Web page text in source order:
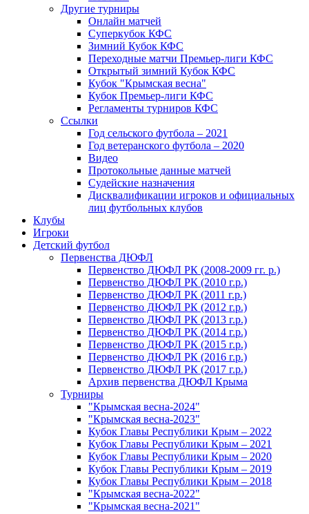
Другие турниры
Онлайн матчей
Суперкубок КФС
Зимний Кубок КФС
Переходные матчи Премьер-лиги КФС
Открытый зимний Кубок КФС
Кубок "Крымская весна"
Кубок Премьер-лиги КФС
Регламенты турниров КФС
Ссылки
Год сельского футбола – 2021
Год ветеранского футбола – 2020
Видео
Протокольные данные матчей
Судейские назначения
Дисквалификации игроков и официальных
лиц футбольных клубов
Клубы
Игроки
Детский футбол
Первенства ДЮФЛ
Первенство ДЮФЛ РК (2008-2009 гг. р.)
Первенство ДЮФЛ РК (2010 г.р.)
Первенство ДЮФЛ РК (2011 г.р.)
Первенство ДЮФЛ РК (2012 г.р.)
Первенство ДЮФЛ РК (2013 г.р.)
Первенство ДЮФЛ РК (2014 г.р.)
Первенство ДЮФЛ РК (2015 г.р.)
Первенство ДЮФЛ РК (2016 г.р.)
Первенство ДЮФЛ РК (2017 г.р.)
Архив первенства ДЮФЛ Крыма
Турниры
"Крымская весна-2024"
"Крымская весна-2023"
Кубок Главы Республики Крым – 2022
Кубок Главы Республики Крым – 2021
Кубок Главы Республики Крым – 2020
Кубок Главы Республики Крым – 2019
Кубок Главы Республики Крым – 2018
"Крымская весна-2022"
"Крымская весна-2021"